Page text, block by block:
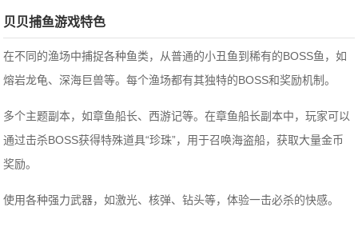
贝贝捕鱼游戏特色
在不同的渔场中捕捉各种鱼类，从普通的小丑鱼到稀有的BOSS鱼，如
熔岩龙龟、深海巨兽等。每个渔场都有其独特的BOSS和奖励机制。
多个主题副本，如章鱼船长、西游记等。在章鱼船长副本中，玩家可以
通过击杀BOSS获得特殊道具“珍珠”，用于召唤海盗船，获取大量金币
奖励。
使用各种强力武器，如激光、核弹、钻头等，体验一击必杀的快感。